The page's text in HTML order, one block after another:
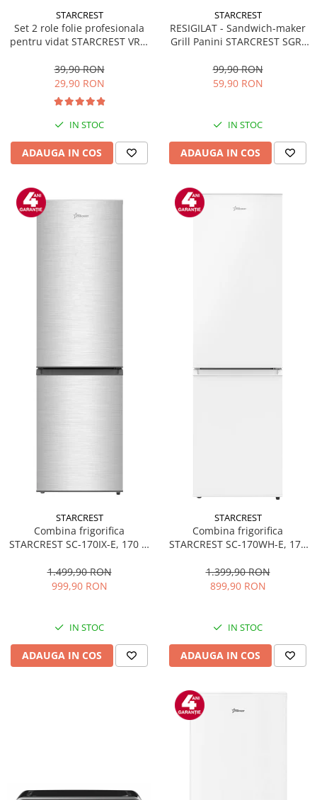
STARCREST
Set 2 role folie profesionala
pentru vidat STARCREST VRL-
reutilizabile, sous vide,
lavabile in masina de spalat,
fara BPA, transparent
39,90 RON
29,90 RON
IN STOC
ADAUGA IN COS
STARCREST
RESIGILAT - Sandwich-maker
Grill Panini STARCREST SGR-
nonaderente, Deschidere
180°, Suprafata de gatire 23 x
99,90 RON
59,90 RON
IN STOC
ADAUGA IN COS
STARCREST
Combina frigorifica
STARCREST SC-170IX-E, 170 L,
reglabil, Iluminare LED,
Suprafata Inox antiamprenta,
1.499,90 RON
999,90 RON
IN STOC
ADAUGA IN COS
STARCREST
Combina frigorifica
STARCREST SC-170WH-E, 170
Termostat reglabil, Iluminare
LED, Picioare ajustabile, Usi
1.399,90 RON
899,90 RON
IN STOC
ADAUGA IN COS